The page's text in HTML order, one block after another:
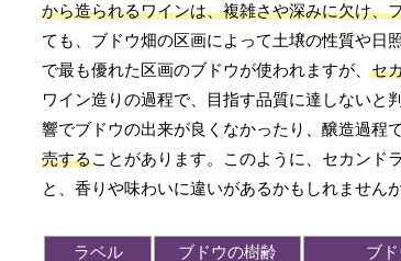
から造られるワインは、複雑さや深みに欠け、
ても、ブドウ畑の区画によって土壌の性質や日
で最も優れた区画のブドウが使われますが、 セ
ワイン造りの過程で、目指す品質に達しないと
響でブドウの出来が良くなかったり、醸造過程
売することがあります。このように、セカンド
と、香りや味わいに違いがあるかもしれませんが
ラベル ブドウの樹齢 ブ